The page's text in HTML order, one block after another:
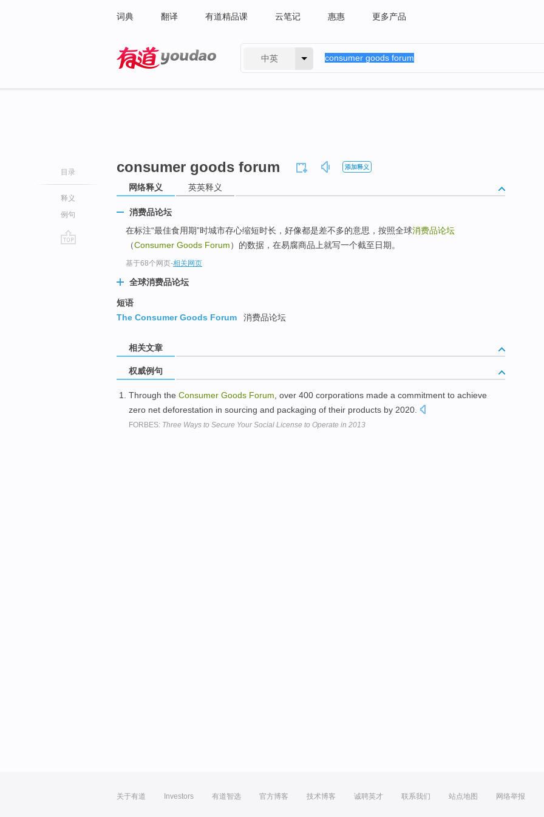
词典 翻译 有道精品课 云笔记 惠惠 更多产品
中英
目录
释义
例句
consumer goods forum 添加释义
网络释义 英英释义
消费品论坛
在标注“最佳食用期”时城市存心缩短时长，好像都是差不多的意思，按照全球消费品论坛
（Consumer Goods Forum）的数据，在易腐商品上就写一个截至日期。
基于68个网页-相关网页
全球消费品论坛
短语
The Consumer Goods Forum
消费品论坛
相关文章
权威例句
Through the Consumer Goods Forum , over 400 corporations made a commitment to achieve
zero net deforestation in sourcing and packaging of their products by 2020.
FORBES: Three Ways to Secure Your Social License to Operate in 2013
关于有道 Investors 有道智选 官方博客 技术博客 诚聘英才 联系我们 站点地图 网络举报